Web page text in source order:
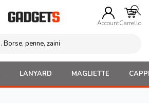
AccountCarrello
LANYARD MAGLIETTE